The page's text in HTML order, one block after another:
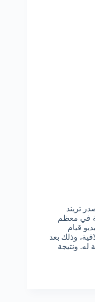
تريند
في معظم
قيام
وذلك بعد
له. ونتيجة